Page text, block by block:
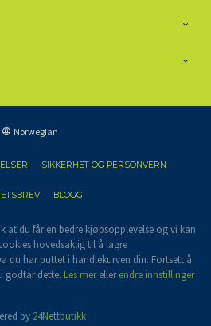
Norwegian
SIKKERHET OG PERSONVERN
BLOGG
at du får en bedre kjøpsopplevelse og vi kan
hovedsaklig til å lagre
du har puttet i handlekurven din. Fortsett å
godtar dette. Les merellerendre innstillinger
by 24Nettbutikk